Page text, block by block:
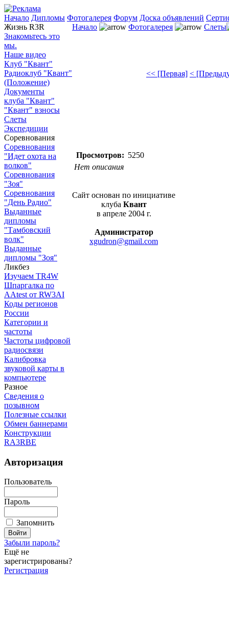
Начало Дипломы Фотогалерея Форум Доска объявлений
Жизнь R3R
Знакомьтесь это
мы.
Наше видео
Клуб "Квант"
Радиоклуб "Квант"
(Положение)
Документы
клуба "Квант"
"Квант" взносы
Слеты
Экспедиции
Соревнования
Соревнования
"Идет охота на
волков"
Соревнования
"Зоя"
Соревнования
"День Радио"
Выданные
дипломы
"Тамбовский
волк"
Выданные
дипломы "Зоя"
Ликбез
Изучаем TR4W
Шпаргалка по
AAtest от RW3AI
Коды регионов
России
Категории и
частоты
Частоты цифровой
радиосвязи
Калибровка
звуковой карты в
компьютере
Разное
Сведения о
позывном
Полезные ссылки
Обмен баннерами
Конструкции
RA3RBE
Авторизация
Пользователь
Пароль
Запомнить
Забыли пароль?
Ещё не
зарегистрированы?
Регистрация
Начало Фотогалерея Слеты
<< [Первая] <
Просмотров: 5250
Нет описания
Сайт основан по инициативе
клуба Квант
в апреле 2004 г.
Администратор
xgudron@gmail.com